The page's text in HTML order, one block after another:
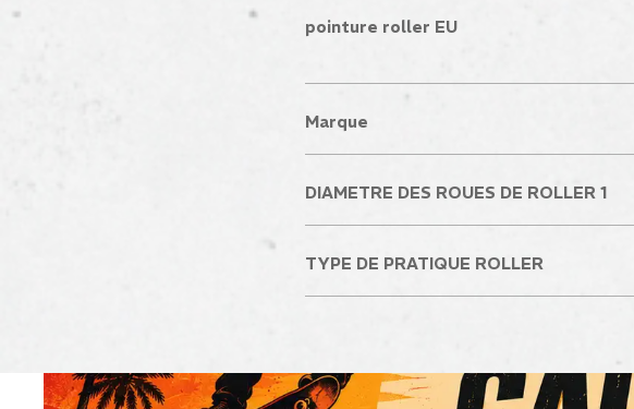
pointure roller EU
Marque
DIAMETRE DES ROUES DE ROLLER 1
TYPE DE PRATIQUE ROLLER